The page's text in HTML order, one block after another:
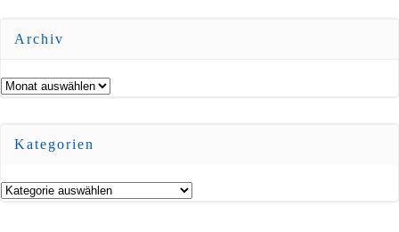
Archiv
Archiv
Kategorien
Kategorien